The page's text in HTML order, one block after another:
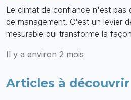
Le climat de confiance n'est pas
de management. C'est un levier
mesurable qui transforme la
Il y a environ 2 mois
Articles à découvrir